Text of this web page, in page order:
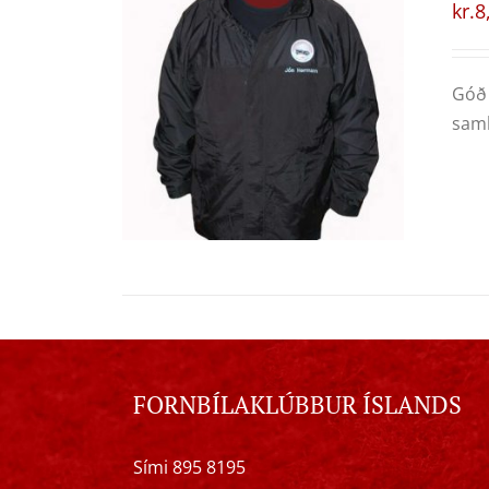
kr.
FORNBÍLAKLÚBBUR ÍSLANDS
Sími 895 8195